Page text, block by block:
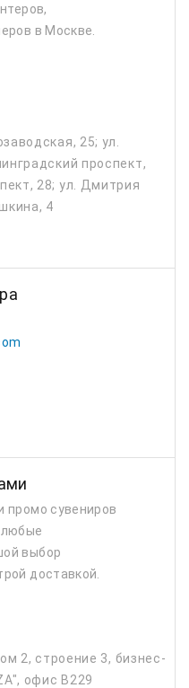
в Москве.
25; ул.
проспект,
28; ул. Дмитрия
4
промо сувениров
любые
выбор
доставкой.
2, строение 3, бизнес-
офис B229